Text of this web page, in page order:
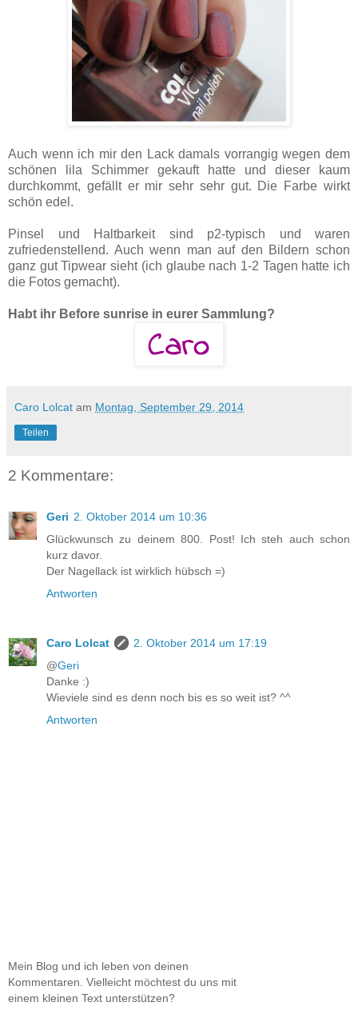
Auch wenn ich mir den Lack damals vorrangig wegen dem
schönen lila Schimmer gekauft hatte und dieser kaum
durchkommt, gefällt er mir sehr sehr gut. Die Farbe wirkt
schön edel.
Pinsel und Haltbarkeit sind p2-typisch und waren
zufriedenstellend. Auch wenn man auf den Bildern schon
ganz gut Tipwear sieht (ich glaube nach 1-2 Tagen hatte ich
die Fotos gemacht).
Habt ihr Before sunrise in eurer Sammlung?
Caro Lolcat am Montag, September 29, 2014
Teilen
2 Kommentare:
Geri 2. Oktober 2014 um 10:36
Glückwunsch zu deinem 800. Post! Ich steh auch schon
kurz davor.
Der Nagellack ist wirklich hübsch =)
Antworten
Caro Lolcat
2. Oktober 2014 um 17:19
@Geri
Danke :)
Wieviele sind es denn noch bis es so weit ist? ^^
Antworten
Mein Blog und ich leben von deinen
Kommentaren. Vielleicht möchtest du uns mit
einem kleinen Text unterstützen?